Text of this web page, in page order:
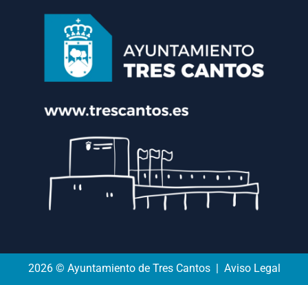
2026 © Ayuntamiento de Tres Cantos | Aviso Legal